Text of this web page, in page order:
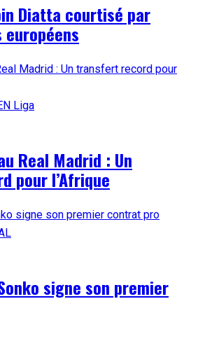
Diatta courtisé par
Liga
Real Madrid : Un
pour l’Afrique
signe son premier